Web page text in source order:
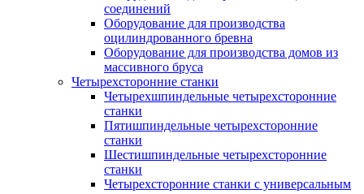
соединений
Оборудование для производства
оцилиндрованного бревна
Оборудование для производства домов из
массивного бруса
Четырехсторонние станки
Четырехшпиндельные четырехсторонние
станки
Пятишпиндельные четырехсторонние
станки
Шестишпиндельные четырехсторонние
станки
Четырехсторонние станки с универсальным